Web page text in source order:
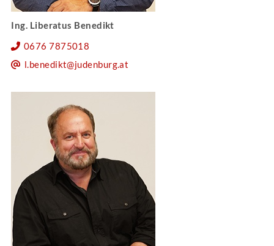
Ing. Liberatus Benedikt
0676 7875018
l.benedikt@judenburg.at